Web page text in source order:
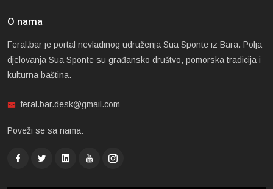
O nama
Feral.bar je portal nevladinog udruženja Sua Sponte iz Bara. Polja
djelovanja Sua Sponte su građansko društvo, pomorska tradicija i
kulturna baština.
feral.bar.desk@gmail.com
Poveži se sa nama: